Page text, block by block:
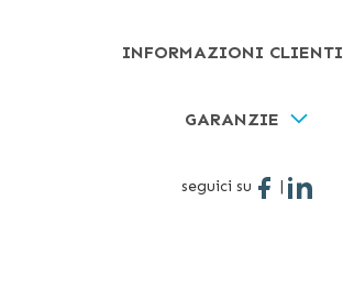
INFORMAZIONI CLIENTI
GARANZIE
seguici su |